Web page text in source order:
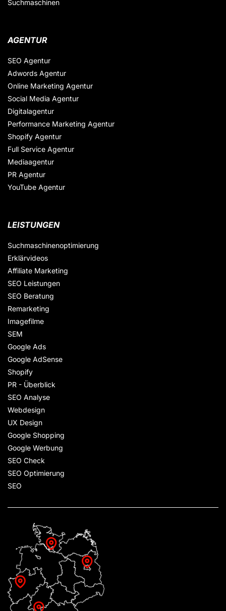
Suchmaschinen
AGENTUR
SEO Agentur
Adwords Agentur
Online Marketing Agentur
Social Media Agentur
Digitalagentur
Performance Marketing Agentur
Shopify Agentur
Full Service Agentur
Mediaagentur
PR Agentur
YouTube Agentur
LEISTUNGEN
Suchmaschinenoptimierung
Erklärvideos
Affiliate Marketing
SEO Leistungen
SEO Beratung
Remarketing
Imagefilme
SEM
Google Ads
Google AdSense
Shopify
PR - Überblick
SEO Analyse
Webdesign
UX Design
Google Shopping
Google Werbung
SEO Check
SEO Optimierung
SEO